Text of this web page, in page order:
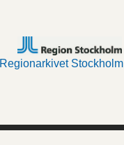
Regionarkivet Stockholm